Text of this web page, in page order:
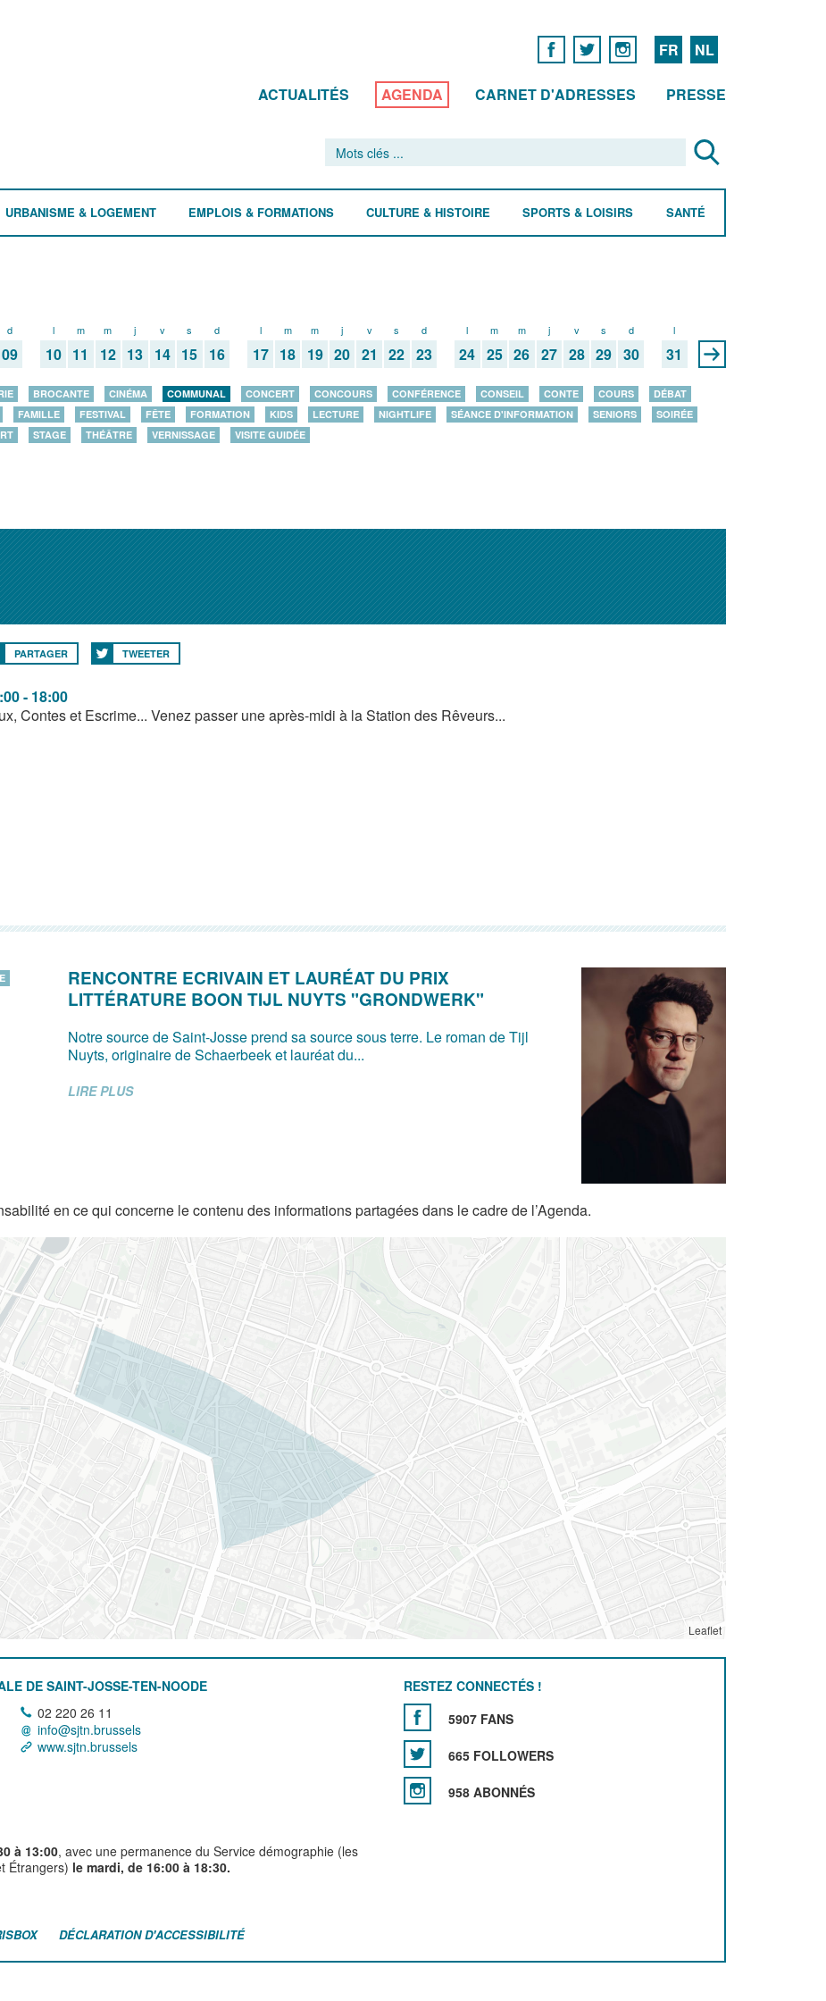
FR NL
ACTUALITÉS AGENDA CARNET D'ADRESSES PRESSE
URBANISME & LOGEMENT EMPLOIS & FORMATIONS CULTURE & HISTOIRE SPORTS & LOISIRS SANTÉ
d
09
l
10
m
11
m
12
j
13
v
14
s
15
d
16
l
17
m
18
m
19
j
20
v
21
s
22
d
23
l
24
m
25
m
26
j
27
v
28
s
29
d
30
l
31
BROCANTE CINÉMA COMMUNAL CONCERT CONCOURS CONFÉRENCE CONSEIL CONTE COURS
DÉBAT
FAMILLE FESTIVAL FÊTE FORMATION KIDS LECTURE NIGHTLIFE SÉANCE D'INFORMATION SENIORS
SOIRÉE
STAGE THÉÂTRE VERNISSAGE VISITE GUIDÉE
PARTAGER TWEETER
- 18:00
Contes et Escrime... Venez passer une après-midi à la Station des Rêveurs...
RENCONTRE ECRIVAIN ET LAURÉAT DU PRIX
LITTÉRATURE BOON TIJL NUYTS "GRONDWERK"
Notre source de Saint-Josse prend sa source sous terre. Le roman de Tijl
Nuyts, originaire de Schaerbeek et lauréat du...
LIRE PLUS
en ce qui concerne le contenu des informations partagées dans le cadre de l’Agenda.
Leaflet
DE SAINT-JOSSE-TEN-NOODE
02 220 26 11
info@sjtn.brussels
www.sjtn.brussels
à 13:00, avec une permanence du Service démographie (les
Étrangers) le mardi, de 16:00 à 18:30.
RESTEZ CONNECTÉS !
5907 FANS
665 FOLLOWERS
958 ABONNÉS
DÉCLARATION D'ACCESSIBILITÉ